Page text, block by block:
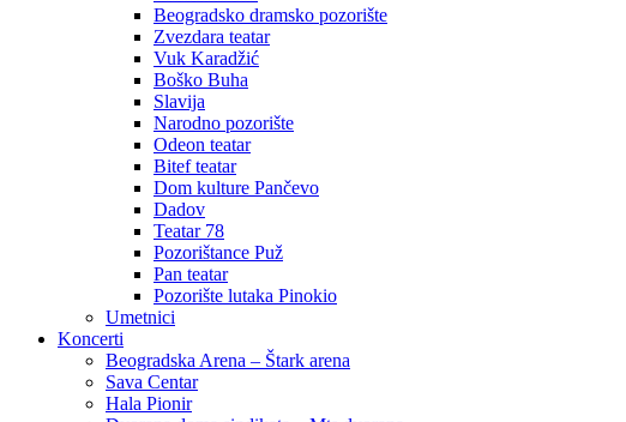
Beogradsko dramsko pozorište
Zvezdara teatar
Vuk Karadžić
Boško Buha
Slavija
Narodno pozorište
Odeon teatar
Bitef teatar
Dom kulture Pančevo
Dadov
Teatar 78
Pozorištance Puž
Pan teatar
Pozorište lutaka Pinokio
Umetnici
Koncerti
Beogradska Arena – Štark arena
Sava Centar
Hala Pionir